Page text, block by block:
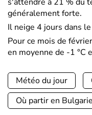
généralement forte.
Il neige 4 jours dans
Pour ce mois de
en moyenne de -1 °C
Météo du jour
Où partir en Bulgarie